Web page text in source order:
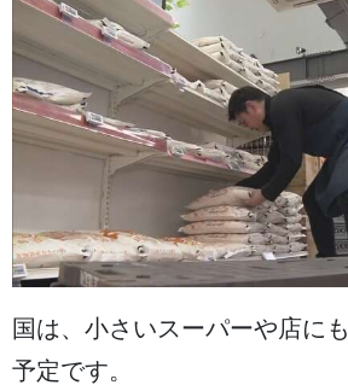
国は、 小さいスーパーや店にも
予定です。